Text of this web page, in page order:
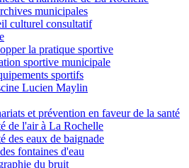
municipales
culturel consultatif
la pratique sportive
sportive municipale
sportifs
Lucien Maylin
et prévention en faveur de la santé
de l'air à La Rochelle
des eaux de baignade
fontaines d'eau
du bruit